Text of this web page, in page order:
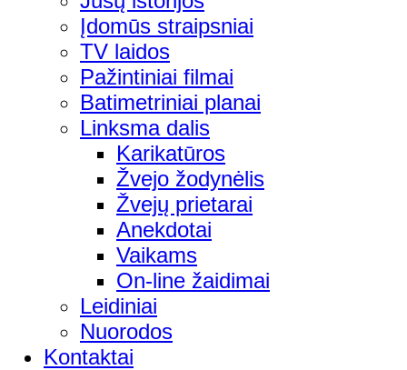
Įdomūs straipsniai
TV laidos
Pažintiniai filmai
Batimetriniai planai
Linksma dalis
Karikatūros
Žvejo žodynėlis
Žvejų prietarai
Anekdotai
Vaikams
On-line žaidimai
Leidiniai
Nuorodos
Kontaktai